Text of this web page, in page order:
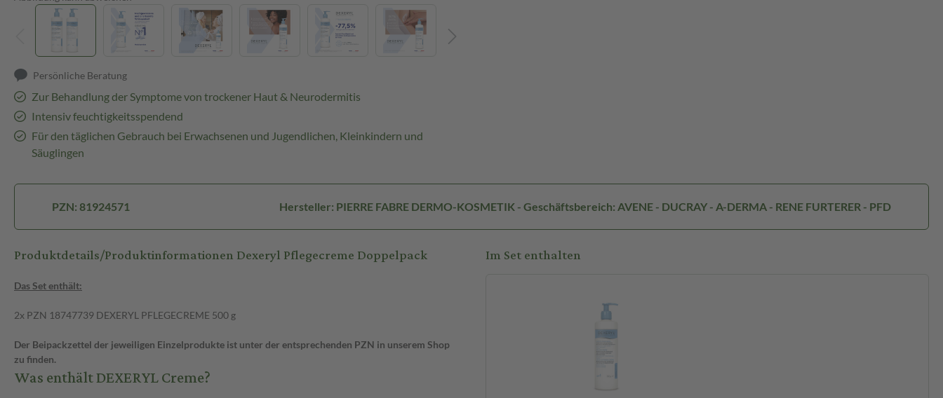
Persönliche Beratung
Zur Behandlung der Symptome von trockener Haut & Neurodermitis
Intensiv feuchtigkeitsspendend
Für den täglichen Gebrauch bei Erwachsenen und Jugendlichen, Kleinkindern und
Säuglingen
PZN: 81924571 Hersteller: PIERRE FABRE DERMO-KOSMETIK - Geschäftsbereich: AVENE - DUCRAY - A-DERMA - RENE FURTERER - PFD
Produktdetails/Produktinformationen Dexeryl Pflegecreme Doppelpack
Das Set enthält:
2x PZN 18747739 DEXERYL PFLEGECREME 500 g
Der Beipackzettel der jeweiligen Einzelprodukte ist unter der entsprechenden PZN in unserem Shop
zu finden.
Was enthält DEXERYL Creme?
Im Set enthalten